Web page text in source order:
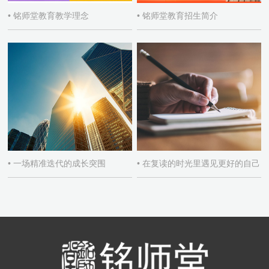
• 铭师堂教育教学理念 • 铭师堂教育招生简介
• 一场精准迭代的成长突围 • 在复读的时光里遇见更好的自己